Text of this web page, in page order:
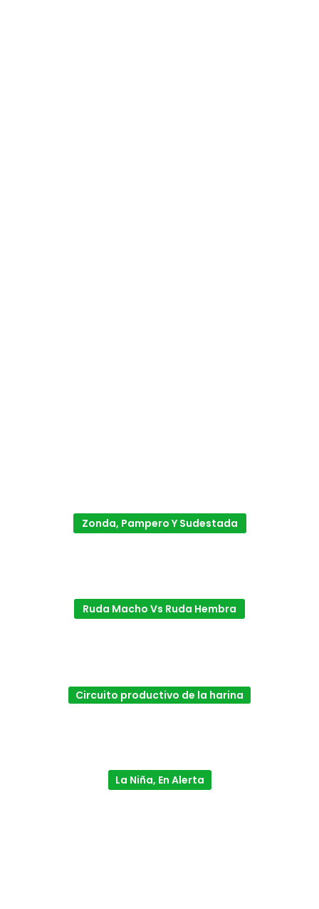
Zonda, Pampero Y Sudestada
Ruda Macho Vs Ruda Hembra
Circuito productivo de la harina
La Niña, En Alerta